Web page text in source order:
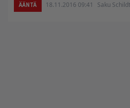
ÄÄNTÄ 18.11.2016 09:41 Saku Schildt